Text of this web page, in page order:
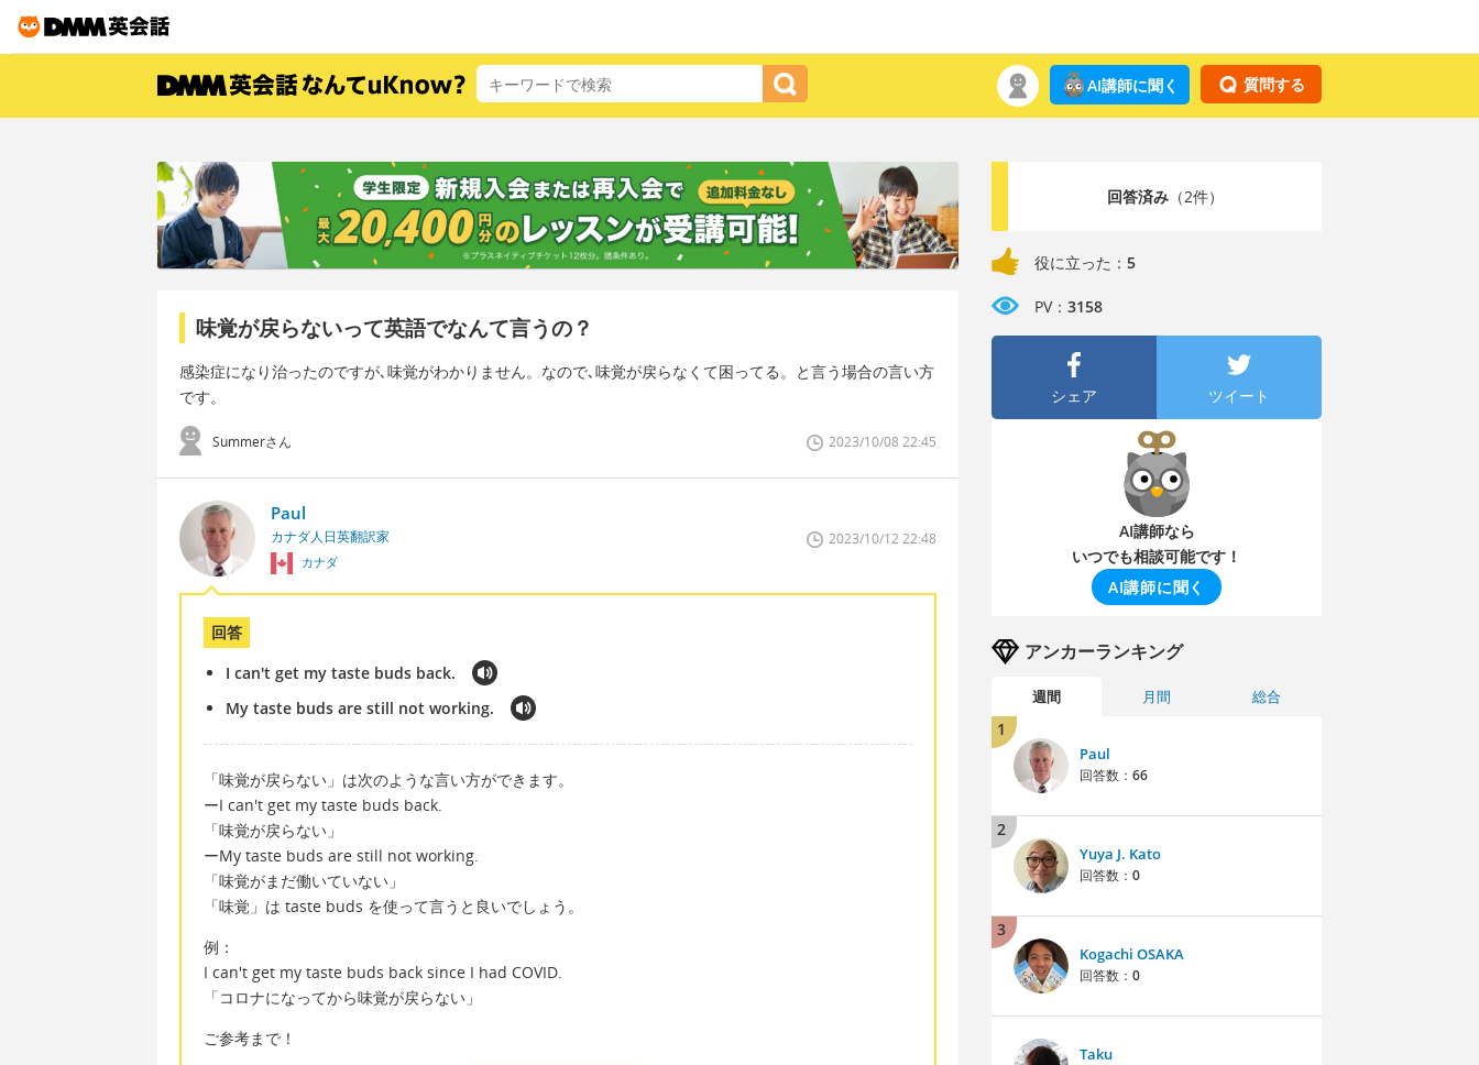
質問する
AI講師に聞く
味覚が戻らないって英語でなんて言うの？
感染症になり治ったのですが､味覚がわかりません。なので､味覚が戻らなくて困ってる。と言う場合の言い方
です。
Summerさん 2023/10/08 22:45
Paul
カナダ人日英翻訳家
カナダ
2023/10/12 22:48
回答
I can't get my taste buds back.
My taste buds are still not working.
「味覚が戻らない」は次のような言い方ができます。
ーI can't get my taste buds back.
「味覚が戻らない」
ーMy taste buds are still not working.
「味覚がまだ働いていない」
「味覚」は taste buds を使って言うと良いでしょう。
例：
I can't get my taste buds back since I had COVID.
「コロナになってから味覚が戻らない」
ご参考まで！
回答済み（2件）
役に立った： 5
PV： 3158
シェア ツイート
AI講師なら
いつでも相談可能です！
AI講師に聞く
アンカーランキング
週間 月間 総合
1
Paul
回答数： 66
2
Yuya J. Kato
回答数： 0
3
Kogachi OSAKA
回答数： 0
Taku